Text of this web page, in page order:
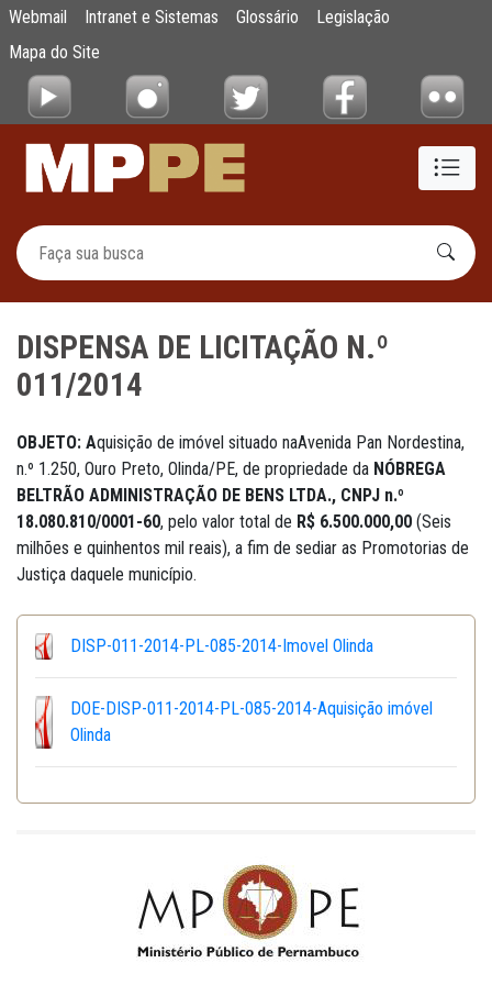
Pular para o Conteúdo principal
DISPENSA DE LICITAÇÃO N.º 011/2014
Webmail Intranet e Sistemas Glossário
Legislação
Mapa do Site
DISPENSA DE LICITAÇÃO N.º
011/2014
OBJETO: Aquisição de imóvel situado naAvenida Pan Nordestina,
n.º 1.250, Ouro Preto, Olinda/PE, de propriedade da NÓBREGA
BELTRÃO ADMINISTRAÇÃO DE BENS LTDA., CNPJ n.º
18.080.810/0001-60, pelo valor total de R$ 6.500.000,00 (Seis
milhões e quinhentos mil reais), a fim de sediar as Promotorias de
Justiça daquele município.
DISP-011-2014-PL-085-2014-Imovel Olinda
DOE-DISP-011-2014-PL-085-2014-Aquisição imóvel
Olinda